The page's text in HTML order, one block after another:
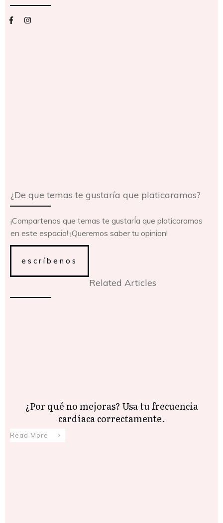
¿De que temas te gustaría que platicaramos?
¡Compartenos que temas te gustarÍa que platicaramos
en este espacio! ¡Queremos saber tu opinion!
escríbenos
Related Articles
¿Por qué no mejoras? Usa tu frecuencia
cardíaca correctamente.
Read More